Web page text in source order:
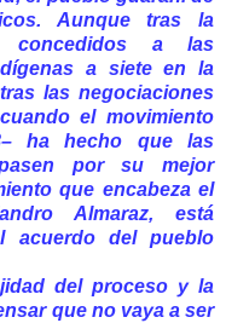
Aunque tras la
concedidos a las
a siete en la
las negociaciones
el movimiento
ha hecho que las
por su mejor
que encabeza el
Almaraz, está
acuerdo del pueblo
del proceso y la
que no vaya a ser